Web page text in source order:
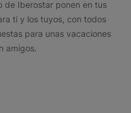
de Iberostar ponen en tus
ti y los tuyos, con todos
para unas vacaciones
amigos.